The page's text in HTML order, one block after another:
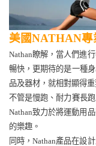
美國NATHAN專
Nathan 瞭解，當人們進
暢快，更期待的是一種
品及器材，就相對顯得
不管是慢跑、耐力賽長
Nathan致力於將運動用
的樂趣。
同時，Nathan產品在設